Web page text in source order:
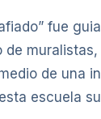
fue
de
de una
escuela